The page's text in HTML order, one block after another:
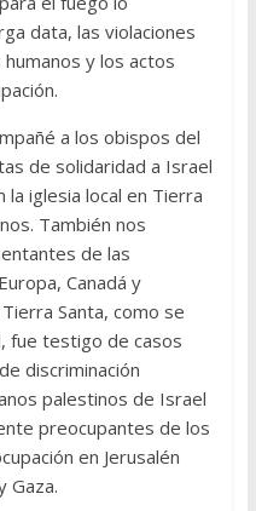
data, las violaciones
y los actos
a los obispos del
de solidaridad a Israel
la iglesia local en Tierra
También nos
de las
Canadá y
Santa, como se
fue testigo de casos
discriminación
palestinos de Israel
preocupantes de los
en Jerusalén
Gaza.